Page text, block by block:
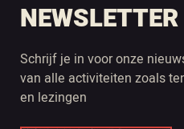
NEWSLETTER
Schrijf je in voor onze
van alle activiteiten zoals
en lezingen